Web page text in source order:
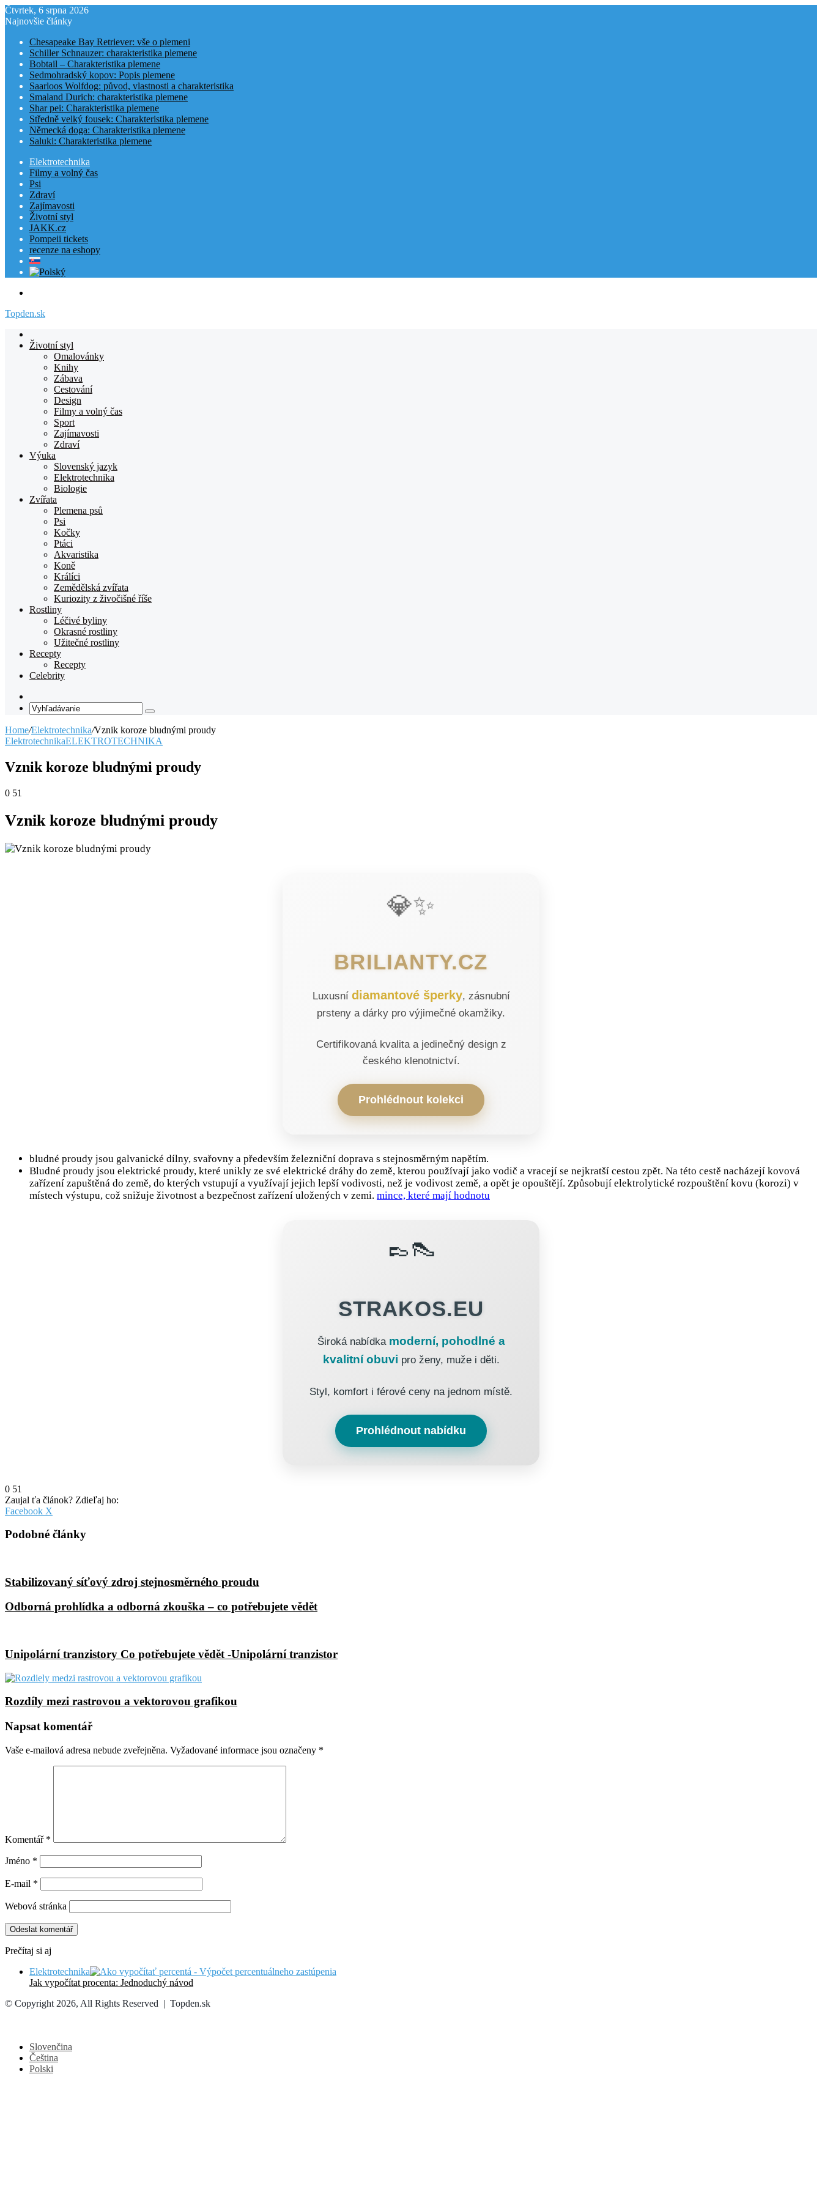
Čtvrtek, 6 srpna 2026
Najnovšie články
Chesapeake Bay Retriever: vše o plemeni
Schiller Schnauzer: charakteristika plemene
Bobtail – Charakteristika plemene
Sedmohradský kopov: Popis plemene
Saarloos Wolfdog: původ, vlastnosti a charakteristika
Smaland Durich: charakteristika plemene
Shar pei: Charakteristika plemene
Středně velký fousek: Charakteristika plemene
Německá doga: Charakteristika plemene
Saluki: Charakteristika plemene
Elektrotechnika
Filmy a volný čas
Psi
Zdraví
Zajímavosti
Životní styl
JAKK.cz
Pompeii tickets
recenze na eshopy
Topden.sk
Životní styl
Omalovánky
Knihy
Zábava
Cestování
Design
Filmy a volný čas
Sport
Zajímavosti
Zdraví
Výuka
Slovenský jazyk
Elektrotechnika
Biologie
Zvířata
Plemena psů
Psi
Kočky
Ptáci
Akvaristika
Koně
Králíci
Zemědělská zvířata
Kuriozity z živočišné říše
Rostliny
Léčivé byliny
Okrasné rostliny
Užitečné rostliny
Recepty
Recepty
Celebrity
Article
Vyhľadávanie
Home/Elektrotechnika/Vznik koroze bludnými proudy
ElektrotechnikaELEKTROTECHNIKA
Vznik koroze bludnými proudy
0 51
Vznik koroze bludnými proudy
💎✨
BRILIANTY.CZ
Luxusní diamantové šperky, zásnubní
prsteny a dárky pro výjimečné okamžiky.
Certifikovaná kvalita a jedinečný design z
českého klenotnictví.
Prohlédnout kolekci
bludné proudy jsou galvanické dílny, svařovny a především železniční doprava s stejnosměrným napětím.
Bludné proudy jsou elektrické proudy, které unikly ze své elektrické dráhy do země, kterou používají jako vodič a vracejí se nejkratší cestou zpět. Na této cestě nacházejí kovová
zařízení zapuštěná do země, do kterých vstupují a využívají jejich lepší vodivosti, než je vodivost země, a opět je opouštějí. Způsobují elektrolytické rozpouštění kovu (korozi) v
místech výstupu, což snižuje životnost a bezpečnost zařízení uložených v zemi. mince, které mají hodnotu
👞👠
STRAKOS.EU
Široká nabídka moderní, pohodlné a
kvalitní obuvi pro ženy, muže i děti.
Styl, komfort i férové ceny na jednom místě.
Prohlédnout nabídku
0 51
Zaujal ťa článok? Zdieľaj ho:
Facebook X
Email
Podobné články
Stabilizovaný síťový zdroj stejnosměrného proudu
Odborná prohlídka a odborná zkouška – co potřebujete vědět
Unipolární tranzistory Co potřebujete vědět -Unipolární tranzistor
Rozdíly mezi rastrovou a vektorovou grafikou
Napsat komentář
Vaše e-mailová adresa nebude zveřejněna. Vyžadované informace jsou označeny *
Komentář *
Jméno *
E-mail *
Webová stránka
Prečítaj si aj
Elektrotechnika
Jak vypočítat procenta: Jednoduchý návod
© Copyright 2026, All Rights Reserved | Topden.sk
Email
button
Slovenčina
Čeština
Polski